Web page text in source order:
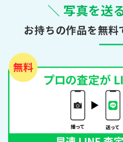
＼ 写真を送
お持ちの作品を無料